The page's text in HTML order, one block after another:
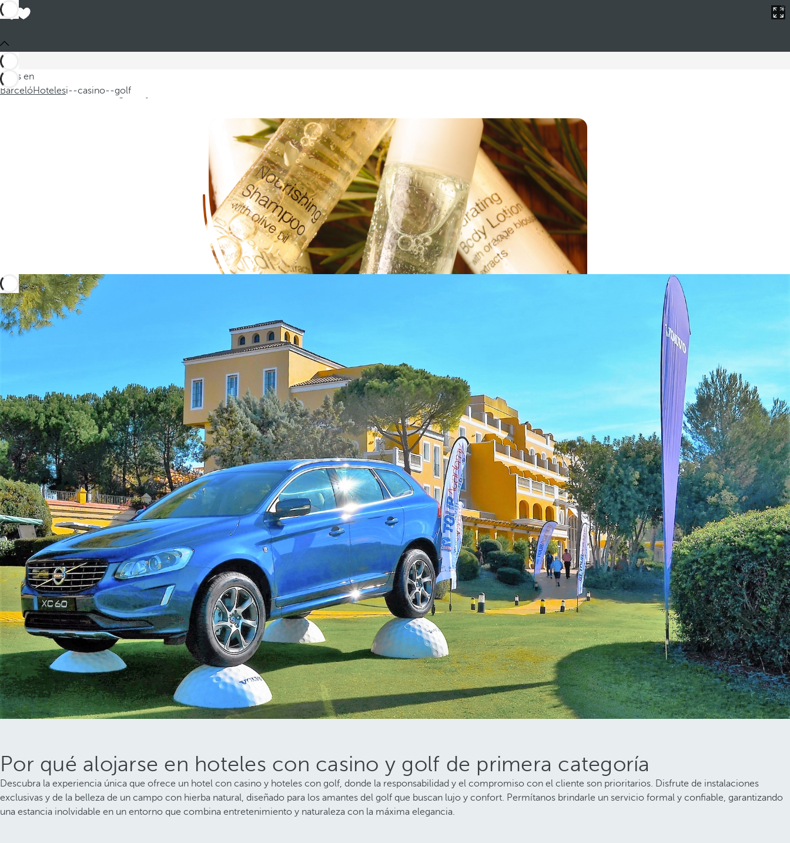
Estás en
BarcelóHotelesi--casino--golf
Hoteles casino golf
Seguir leyendo
Por qué alojarse en hoteles con casino y golf de primera categoría
Descubra la experiencia única que ofrece un hotel con casino y hoteles con golf, donde la responsabilidad y el compromiso con el cliente son prioritarios. Disfrute de instalaciones
exclusivas y de la belleza de un campo con hierba natural, diseñado para los amantes del golf que buscan lujo y confort. Permítanos brindarle un servicio formal y confiable, garantizando
una estancia inolvidable en un entorno que combina entretenimiento y naturaleza con la máxima elegancia.